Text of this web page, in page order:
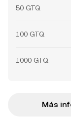
50 GTQ
100 GTQ
1000 GTQ
Más